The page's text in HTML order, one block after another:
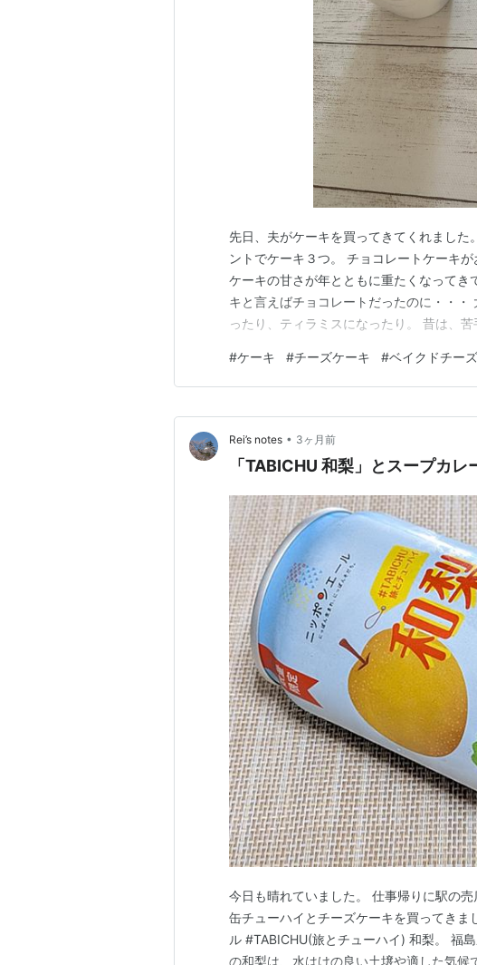
先日、夫がケーキを買ってきてくれまし
ントでケーキ３つ。 チョコレートケーキ
ケーキの甘さが年とともに重たくなって
キと言えばチョコレートだったのに・・
ったり、ティラミスになったり。 昔は、
に、私は、ここのお店なら、チョコよりチ
キやショートケーキを食べてるような・
#ケーキ #チーズケーキ #ベイクドチー
Rei’s notes • 3ヶ月前
「TABICHU 和梨」とスープカ
今日も晴れていました。 仕事帰りに駅の
缶チューハイとチーズケーキを買ってき
ル #TABICHU(旅とチューハイ) 和梨。 福
の和梨は、水はけの良い土壌や適した気候